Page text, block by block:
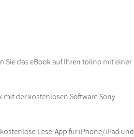
Sie das eBook auf Ihren tolino mit einer
mit der kostenlosen Software Sony
Lese-App für iPhone/iPad und